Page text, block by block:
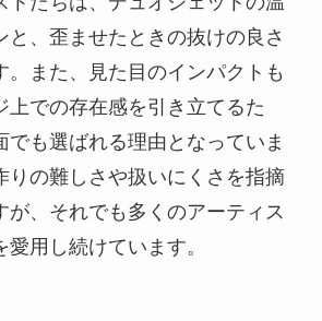
と、歪ませたときの抜けの良さ
。また、見た目のインパクトも
上での存在感を引き立てるた
でも選ばれる理由となっていま
りの難しさや扱いにくさを指摘
が、それでも多くのアーティス
愛用し続けています。